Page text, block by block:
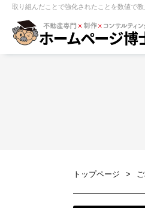
取り組んだことで強化されたことを数値で
トップページ